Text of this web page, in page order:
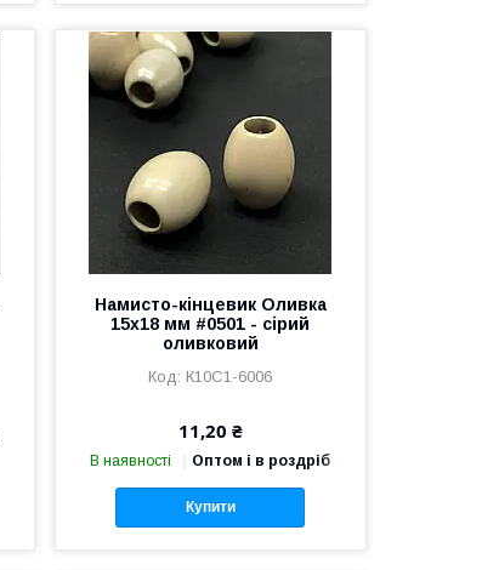
Намисто-кінцевик Оливка
15х18 мм #0501 - сірий
оливковий
К10С1-6006
11,20 ₴
В наявності Оптом і в роздріб
Купити